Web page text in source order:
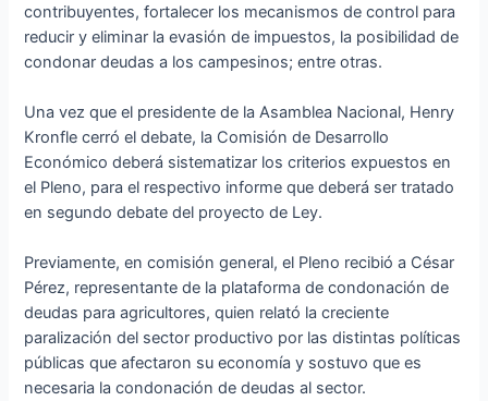
contribuyentes, fortalecer los mecanismos de control para
reducir y eliminar la evasión de impuestos, la posibilidad de
condonar deudas a los campesinos; entre otras.
Una vez que el presidente de la Asamblea Nacional, Henry
Kronfle cerró el debate, la Comisión de Desarrollo
Económico deberá sistematizar los criterios expuestos en
el Pleno, para el respectivo informe que deberá ser tratado
en segundo debate del proyecto de Ley.
Previamente, en comisión general, el Pleno recibió a César
Pérez, representante de la plataforma de condonación de
deudas para agricultores, quien relató la creciente
paralización del sector productivo por las distintas políticas
públicas que afectaron su economía y sostuvo que es
necesaria la condonación de deudas al sector.